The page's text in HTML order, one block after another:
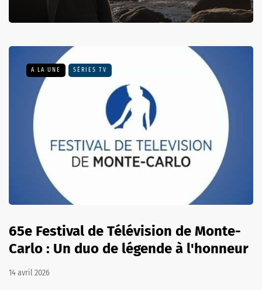
A LA UNE SÉRIES TV
65e Festival de Télévision de Monte-
Carlo : Un duo de légende à l'honneur
14 avril 2026